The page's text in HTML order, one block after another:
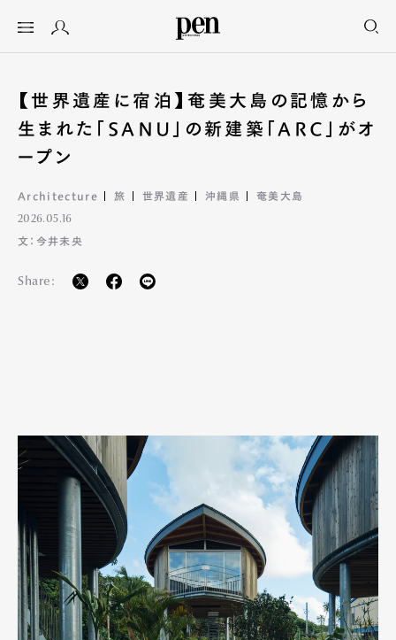
【世界遺産に宿泊】奄美大島の記憶から
生まれた「SANU」の新建築「ARC」がオ
ープン
Architecture 旅 世界遺産 沖縄県 奄美大島
2026.05.16
文：今井未央
Share: